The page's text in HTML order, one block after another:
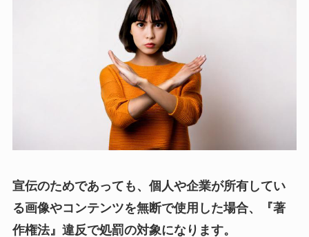
宣伝のためであっても、個人や企業が所有してい
る画像やコンテンツを無断で使用した場合、『著
作権法』違反で処罰の対象になります。